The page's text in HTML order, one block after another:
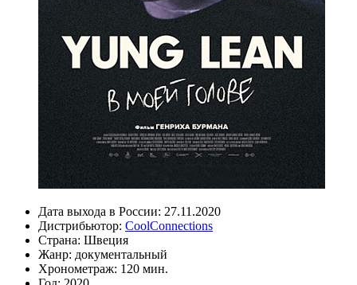
Дата выхода в России: 27.11.2020
Дистрибьютор: CoolConnections
Страна: Швеция
Жанр: документальный
Хронометраж: 120 мин.